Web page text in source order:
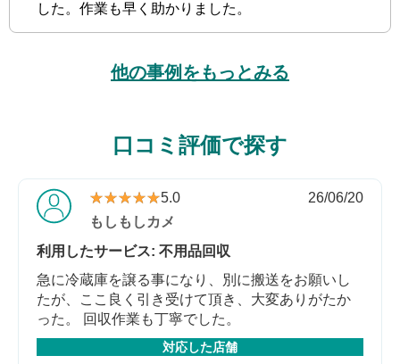
した。作業も早く助かりました。
他の事例をもっとみる
口コミ評価で探す
★★★★★
★★★★★5.0
26/06/20
もしもしカメ
利用したサービス: 不用品回収
急に冷蔵庫を譲る事になり、別に搬送をお願いし
たが、ここ良く引き受けて頂き、大変ありがたか
った。 回収作業も丁寧でした。
対応した店舗